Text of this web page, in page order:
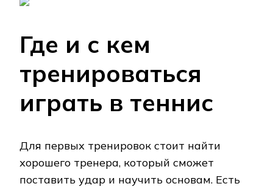
Где и с кем
тренироваться
играть в теннис
Для первых тренировок стоит найти
хорошего тренера, который сможет
поставить удар и научить основам. Есть